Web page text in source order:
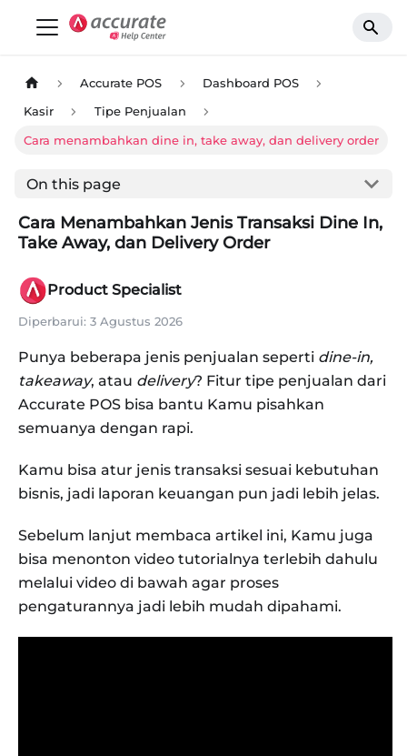
Accurate POS Dashboard POS
Kasir Tipe Penjualan
Cara menambahkan dine in, take away, dan delivery order
On this page
Cara Menambahkan Jenis Transaksi Dine In,
Take Away, dan Delivery Order
Product Specialist
Diperbarui: 3 Agustus 2026
Punya beberapa jenis penjualan seperti dine-in,
takeaway, atau delivery? Fitur tipe penjualan dari
Accurate POS bisa bantu Kamu pisahkan
semuanya dengan rapi.
Kamu bisa atur jenis transaksi sesuai kebutuhan
bisnis, jadi laporan keuangan pun jadi lebih jelas.
Sebelum lanjut membaca artikel ini, Kamu juga
bisa menonton video tutorialnya terlebih dahulu
melalui video di bawah agar proses
pengaturannya jadi lebih mudah dipahami.